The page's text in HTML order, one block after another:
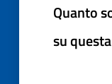
Quanto
su